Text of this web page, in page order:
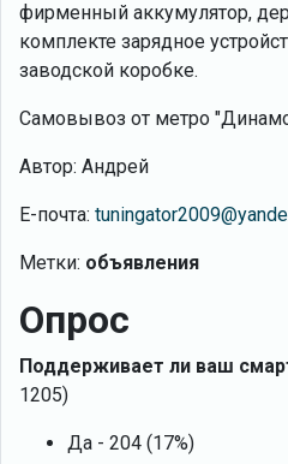
фирменный аккумулятор,
комплекте зарядное
заводской коробке.
Самовывоз от метро
Автор: Андрей
Е-почта:
Метки: объявления
Опрос
Поддерживает ли ваш
1205)
Да - 204 (17%)